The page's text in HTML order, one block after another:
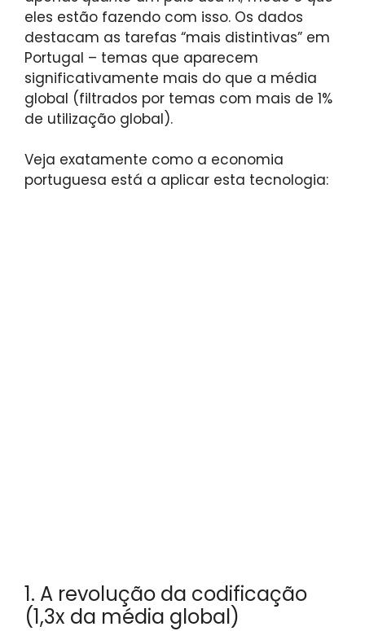
eles estão fazendo com isso. Os dados
destacam as tarefas “mais distintivas” em
Portugal – temas que aparecem
significativamente mais do que a média
global (filtrados por temas com mais de 1%
de utilização global).
Veja exatamente como a economia
portuguesa está a aplicar esta tecnologia:
1. A revolução da codificação
(1,3x da média global)